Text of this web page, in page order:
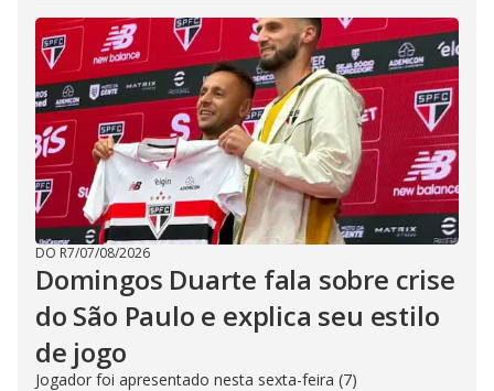
DO R7/07/08/2026
Domingos Duarte fala sobre crise
do São Paulo e explica seu estilo
de jogo
Jogador foi apresentado nesta sexta-feira (7)